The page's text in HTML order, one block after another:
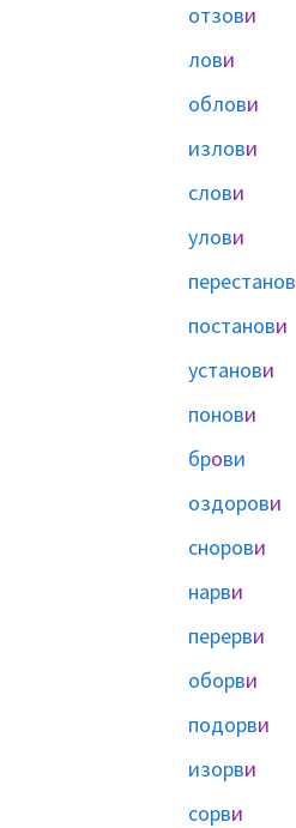
отзови
лови
облови
излови
слови
улови
перестанов
постанови
установи
понови
брови
оздорови
снорови
нарви
перерви
оборви
подорви
изорви
сорви